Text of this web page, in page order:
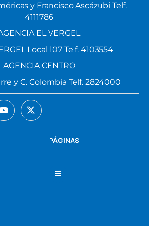
PÁGINAS
y Francisco Ascázubi Telf.
4111786
EL VERGEL
Local 107 Telf. 4103554
AGENCIA CENTRO
y G. Colombia Telf. 2824000